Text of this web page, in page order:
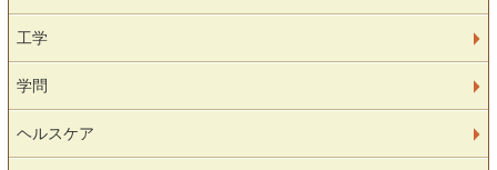
工学
学問
ヘルスケア